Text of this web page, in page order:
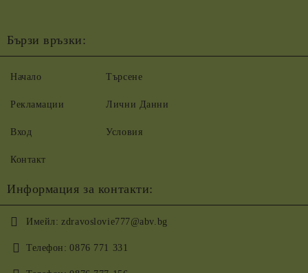
Бързи връзки:
Начало
Рекламации
Вход
Контакт
Търсене
Лични Данни
Условия
Информация за контакти:
Имейл: zdravoslovie777@abv.bg
Телефон: 0876 771 331